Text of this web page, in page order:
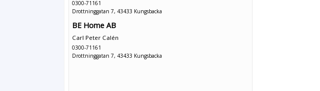
0300-71161
Drottninggatan 7, 43433 Kungsbacka
BE Home AB
Carl Peter Calén
0300-71161
Drottninggatan 7, 43433 Kungsbacka